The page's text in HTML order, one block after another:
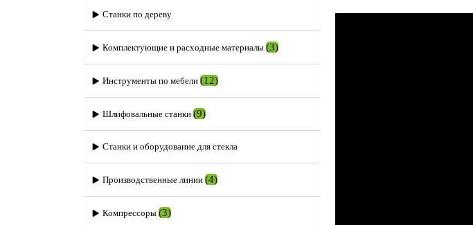
Станки по дереву
Комплектующие и расходные материалы (3)
Инструменты по мебели (12)
Шлифовальные станки (9)
Станки и оборудование для стекла
Производственные линии (4)
Компрессоры (3)